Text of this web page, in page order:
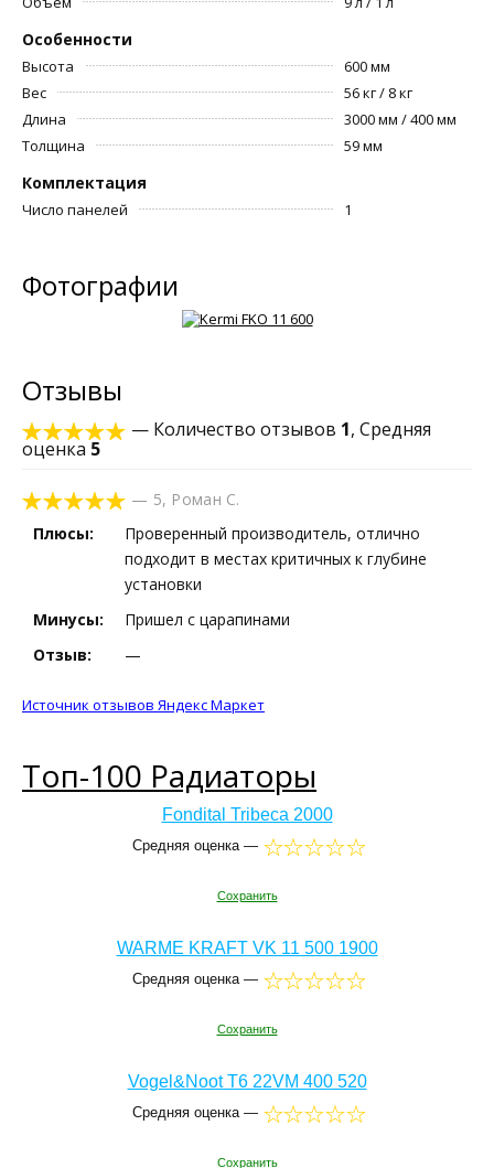
Особенности
Высота
600 мм
Вес
56 кг / 8 кг
Длина
3000 мм / 400 мм
Толщина
59 мм
Комплектация
Число панелей 1
Фотографии
Отзывы
— Количество отзывов 1, Средняя
оценка 5
— 5, Роман С.
Плюсы:
Проверенный производитель, отлично
подходит в местах критичных к глубине
установки
Минусы:
Пришел с царапинами
Отзыв:
—
Источник отзывов Яндекс Маркет
Топ-100 Радиаторы
Fondital Tribeca 2000
Средняя оценка —
Сохранить
WARME KRAFT VK 11 500 1900
Средняя оценка —
Сохранить
Vogel&Noot T6 22VM 400 520
Средняя оценка —
Сохранить